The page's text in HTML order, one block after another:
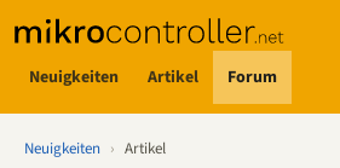
Neuigkeiten Artikel Forum
Neuigkeiten › Artikel